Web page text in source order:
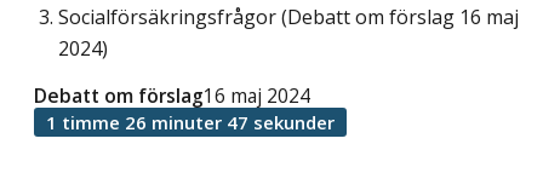
Socialförsäkringsfrågor (Debatt om förslag 16 maj
2024)
Debatt om förslag16 maj 2024
1 timme 26 minuter 47 sekunder